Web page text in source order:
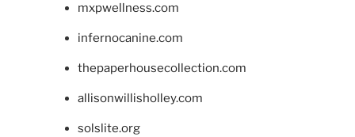
mxpwellness.com
infernocanine.com
thepaperhousecollection.com
allisonwillisholley.com
solslite.org